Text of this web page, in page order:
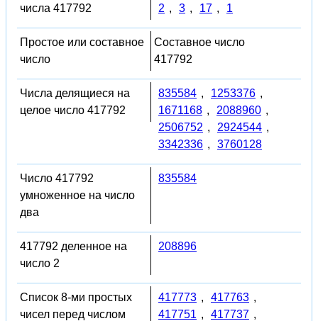
числа 417792
2 , 3 , 17 , 1
Простое или составное
число
Составное число
417792
Числа делящиеся на
целое число 417792
835584 , 1253376 ,
1671168 , 2088960 ,
2506752 , 2924544 ,
3342336 , 3760128
Число 417792
умноженное на число
два
835584
417792 деленное на
число 2
208896
Список 8-ми простых
чисел перед числом
417773 , 417763 ,
417751 , 417737 ,